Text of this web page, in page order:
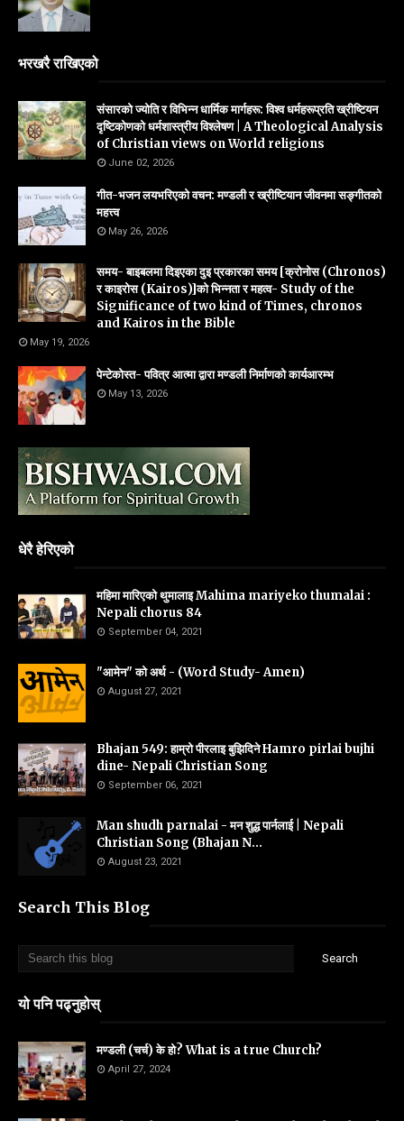
भरखरै राखिएको
संसारको ज्योति र विभिन्न धार्मिक मार्गहरू: विश्व धर्महरूप्रति ख्रीष्टियन
दृष्टिकोणको धर्मशास्त्रीय विश्लेषण | A Theological Analysis
of Christian views on World religions
June 02, 2026
गीत-भजन लयभरिएको वचन: मण्डली र ख्रीष्टियान जीवनमा सङ्गीतको
महत्त्व
May 26, 2026
समय- बाइबलमा दिइएका दुइ प्रकारका समय [क्रोनोस (Chronos)
र काइरोस (Kairos)]को भिन्नता र महत्व- Study of the
Significance of two kind of Times, chronos
and Kairos in the Bible
May 19, 2026
पेन्टेकोस्त- पवित्र आत्मा द्वारा मण्डली निर्माणको कार्यआरम्भ
May 13, 2026
धेरै हेरिएको
महिमा मारिएको थुमालाइ Mahima mariyeko thumalai :
Nepali chorus 84
September 04, 2021
"आमेन" को अर्थ - (Word Study- Amen)
August 27, 2021
Bhajan 549: हाम्रो पीरलाइ बुझिदिने Hamro pirlai bujhi
dine- Nepali Christian Song
September 06, 2021
Man shudh parnalai - मन शुद्ध पार्नलाई | Nepali
Christian Song (Bhajan N...
August 23, 2021
Search This Blog
यो पनि पढ्नुहोस्
मण्डली (चर्च) के हो? What is a true Church?
April 27, 2024